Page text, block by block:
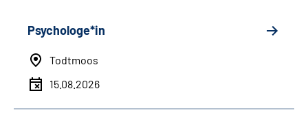
Psychologe*in
Todtmoos
15.08.2026